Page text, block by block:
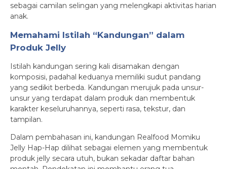
sebagai camilan selingan yang melengkapi aktivitas harian
anak.
Memahami Istilah “Kandungan” dalam
Produk Jelly
Istilah kandungan sering kali disamakan dengan
komposisi, padahal keduanya memiliki sudut pandang
yang sedikit berbeda. Kandungan merujuk pada unsur-
unsur yang terdapat dalam produk dan membentuk
karakter keseluruhannya, seperti rasa, tekstur, dan
tampilan.
Dalam pembahasan ini, kandungan Realfood Momiku
Jelly Hap-Hap dilihat sebagai elemen yang membentuk
produk jelly secara utuh, bukan sekadar daftar bahan